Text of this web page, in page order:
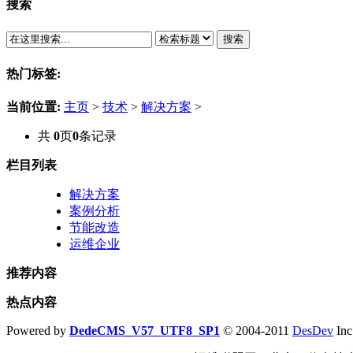
搜索
搜索
热门标签:
当前位置: 主页 > 技术 > 解决方案 >
共 0页0条记录
栏目列表
解决方案
案例分析
节能改造
运维企业
推荐内容
热点内容
Powered by DedeCMS_V57_UTF8_SP1 © 2004-2011 DesDev